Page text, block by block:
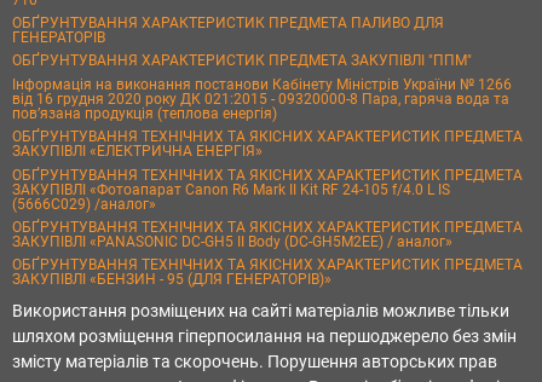
ОБҐРУНТУВАННЯ ХАРАКТЕРИСТИК ПРЕДМЕТА ПАЛИВО ДЛЯ
ГЕНЕРАТОРІВ
ОБҐРУНТУВАННЯ ХАРАКТЕРИСТИК ПРЕДМЕТА ЗАКУПІВЛІ "ППМ"
Інформація на виконання постанови Кабінету Міністрів України № 1266
від 16 грудня 2020 року ДК 021:2015 - 09320000-8 Пара, гаряча вода та
пов’язана продукція (теплова енергія)
ОБҐРУНТУВАННЯ ТЕХНІЧНИХ ТА ЯКІСНИХ ХАРАКТЕРИСТИК ПРЕДМЕТА
ЗАКУПІВЛІ «ЕЛЕКТРИЧНА ЕНЕРГІЯ»
ОБҐРУНТУВАННЯ ТЕХНІЧНИХ ТА ЯКІСНИХ ХАРАКТЕРИСТИК ПРЕДМЕТА
ЗАКУПІВЛІ «Фотоапарат Canon R6 Mark II Kit RF 24-105 f/4.0 L IS
(5666C029) /аналог»
ОБҐРУНТУВАННЯ ТЕХНІЧНИХ ТА ЯКІСНИХ ХАРАКТЕРИСТИК ПРЕДМЕТА
ЗАКУПІВЛІ «PANASONIC DC-GH5 II Body (DC-GH5M2EE) / аналог»
ОБҐРУНТУВАННЯ ТЕХНІЧНИХ ТА ЯКІСНИХ ХАРАКТЕРИСТИК ПРЕДМЕТА
ЗАКУПІВЛІ «БЕНЗИН - 95 (ДЛЯ ГЕНЕРАТОРІВ)»
Використання розміщених на сайті матеріалів можливе тільки
шляхом розміщення гіперпосилання на першоджерело без змін
змісту матеріалів та скорочень. Порушення авторських прав